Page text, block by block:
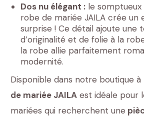
Dos nu élégant : le somptueux
robe de mariée JAILA crée un
surprise ! Ce détail ajoute une
d’originalité et de folie à la
la robe allie parfaitement
modernité.
Disponible dans notre boutique à
de mariée JAILA est idéale pour
mariées qui recherchent une